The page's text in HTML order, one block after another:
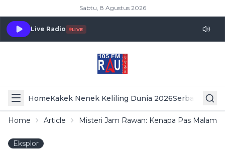
Sabtu, 8 Agustus 2026
Live Radio LIVE
HomeKakek Nenek Keliling Dunia 2026Serba Serbi
Home Article Misteri Jam Rawan: Kenapa Pas Malam
Eksplor